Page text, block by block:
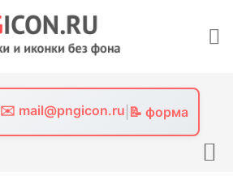
✉️ mail@pngicon.ru 📝 форма